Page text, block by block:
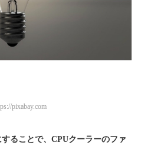
pixabay.com
ることで、CPUクーラーのファ